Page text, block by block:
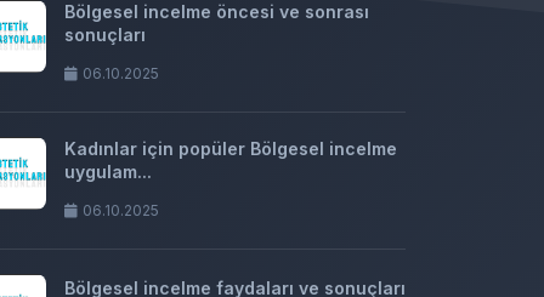
Bölgesel incelme öncesi ve sonrası
sonuçları
06.10.2025
Kadınlar için popüler Bölgesel incelme
uygulam...
06.10.2025
Bölgesel incelme faydaları ve sonuçları